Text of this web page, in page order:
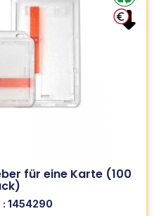
schützt Ihre Karte mit
Schiebesystem. Robust
und Mitarbeiter-
für eine Karte (100
: 1454290